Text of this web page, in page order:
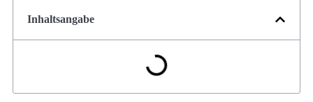
Inhaltsangabe